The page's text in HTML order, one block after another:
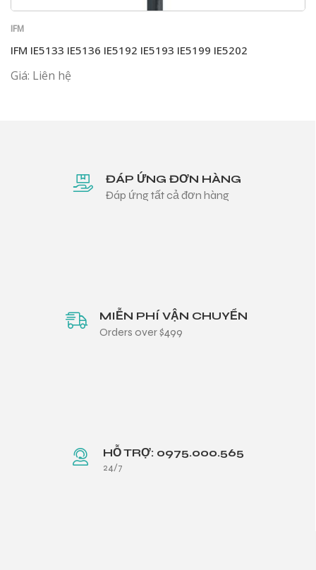
IFM
IFM IE5133 IE5136 IE5192 IE5193 IE5199 IE5202
Giá: Liên hệ
ĐÁP ỨNG ĐƠN HÀNG
Đáp ứng tất cả đơn hàng
MIỄN PHÍ VẬN CHUYỂN
Orders over $499
HỖ TRỢ: 0975.000.565
24/7